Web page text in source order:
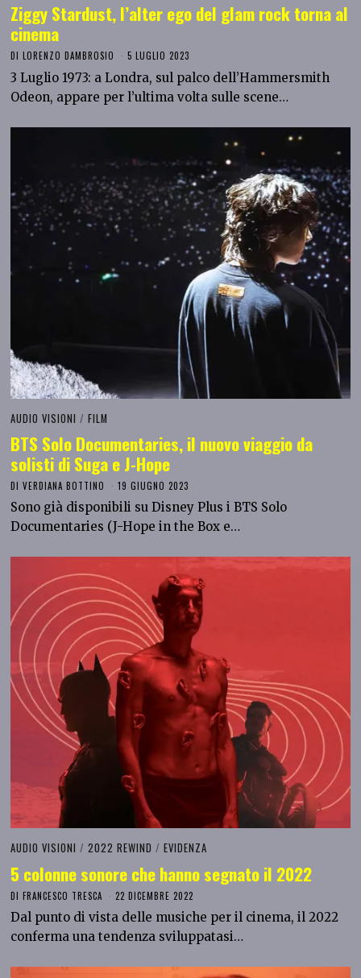
Ziggy Stardust, l’alter ego del glam rock torna al
cinema
DILORENZO DAMBROSIO 5 LUGLIO 2023
3 Luglio 1973: a Londra, sul palco dell’Hammersmith
Odeon, appare per l’ultima volta sulle scene…
AUDIO VISIONI / FILM
BTS Solo Documentaries, il nuovo viaggio da
solisti di Suga e J-Hope
DIVERDIANA BOTTINO 19 GIUGNO 2023
Sono già disponibili su Disney Plus i BTS Solo
Documentaries (J-Hope in the Box e…
AUDIO VISIONI / 2022 REWIND / EVIDENZA
5 colonne sonore che hanno segnato il 2022
DIFRANCESCO TRESCA 22 DICEMBRE 2022
Dal punto di vista delle musiche per il cinema, il 2022
conferma una tendenza sviluppatasi…